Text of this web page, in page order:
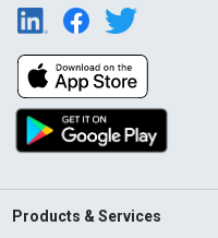
Products & Services